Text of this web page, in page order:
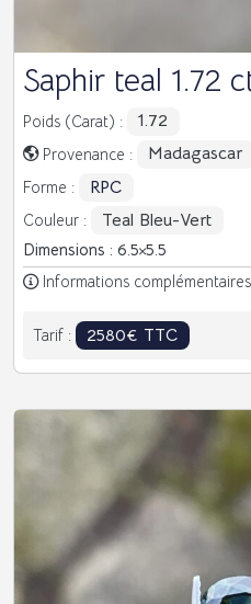
Saphir teal 1.72
Poids (Carat) : 1.72
Provenance : Madagascar
Forme : RPC
Couleur : Teal Bleu-Vert
Dimensions : 6.5 5.5
Informations
Tarif : 2580€ TTC